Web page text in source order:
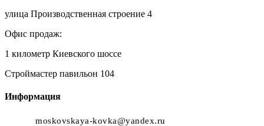
улица Производственная строение 4
Офис продаж:
1 километр Киевского шоссе
Строймастер павильон 104
Информация
moskovskaya-kovka@yandex.ru